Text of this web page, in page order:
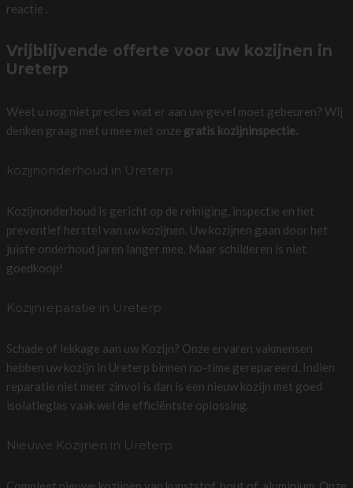
reactie .
Vrijblijvende offerte voor uw kozijnen in
Ureterp
Weet u nog niet precies wat er aan uw gevel moet gebeuren? Wij
denken graag met u mee met onze gratis kozijninspectie.
kozijnonderhoud in Ureterp
Kozijnonderhoud is gericht op de reiniging, inspectie en het
preventief herstel van uw kozijnen. Uw kozijnen gaan door het
juiste onderhoud jaren langer mee. Maar schilderen is niet
goedkoop!
Kozijnreparatie in Ureterp
Schade of lekkage aan uw Kozijn? Onze ervaren vakmensen
hebben uw kozijn in Ureterp binnen no-time gerepareerd. Indien
reparatie niet meer zinvol is dan is een nieuw kozijn met goed
isolatieglas vaak wel de efficiëntste oplossing.
Nieuwe Kozijnen in Ureterp